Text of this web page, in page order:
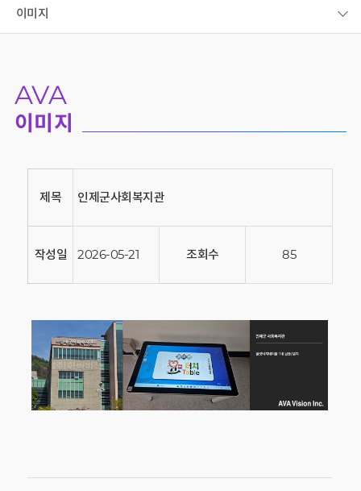
이미지
AVA
이미지
제목 인제군사회복지관
작성일 2026-05-21 조회수 85